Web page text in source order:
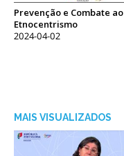
Prevenção e Combate ao
Etnocentrismo
2024-04-02
MAIS VISUALIZADOS